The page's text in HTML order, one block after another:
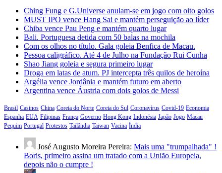
Ching Fung e G.Universe anulam-se em jogo com oito golos
MUST IPO vence Hang Sai e mantém perseguição ao líder
Chiba vence Pau Peng e mantém quarto lugar
Bali. Portuguesa detida com 50 balas na mochila
Com os olhos no título. Gala goleia Benfica de Macau.
Pessoa caligráfico. Até 4 de Julho na Fundação Rui Cunha
Shao Jiang goleia e segura primeiro lugar
Droga em latas de atum. PJ intercepta três quilos de heroína
Argélia vence Jordânia e mantém futuro em aberto
Argentina vence Áustria com dois golos de Messi
Brasil Casinos China Coreia do Norte Coreia do Sul Coronavírus Covid-19 Economia
Espanha EUA Filipinas França Governo Hong Kong Indonésia Japão Jogo Macau
Pequim Portugal Protestos Tailândia Taiwan Vacina Índia
José Augusto Moreira Pereira: Mais uma "trumpalhada" !
Boris, primeiro assina um tratado com a União Europeia,
depois não o cumpre !